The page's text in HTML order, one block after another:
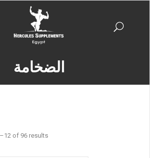
الضخامة
of 96 results